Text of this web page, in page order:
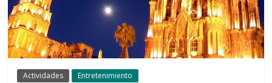
Actividades Entretenimiento